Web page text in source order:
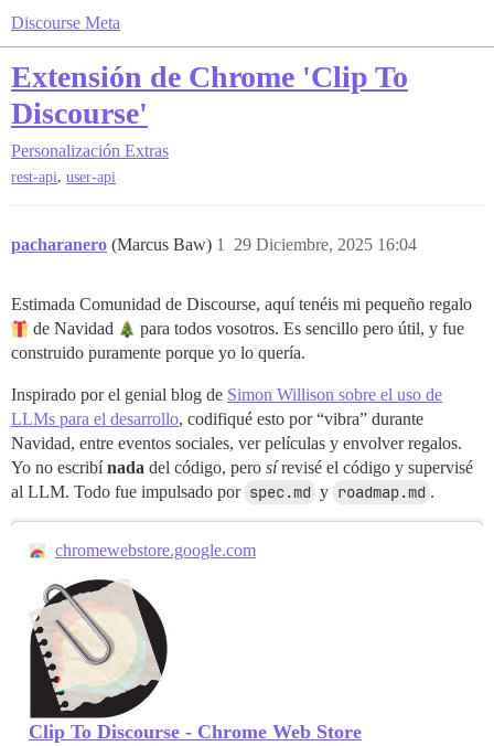
Discourse Meta
Extensión de Chrome 'Clip To
Discourse'
Personalización Extras
rest-api, user-api
pacharanero (Marcus Baw) 29 Diciembre, 2025 16:04
1
Estimada Comunidad de Discourse, aquí tenéis mi pequeño regalo
de Navidad
para todos vosotros. Es sencillo pero útil, y fue
construido puramente porque yo lo quería.
Inspirado por el genial blog de Simon Willison sobre el uso de
LLMs para el desarrollo, codifiqué esto por “vibra” durante
Navidad, entre eventos sociales, ver películas y envolver regalos.
Yo no escribínada del código, pero sírevisé el código y supervisé
al LLM. Todo fue impulsado por spec.md y roadmap.md .
chromewebstore.google.com
Clip To Discourse - Chrome Web Store